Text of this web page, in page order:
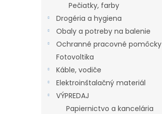
Pečiatky, farby
Drogéria a hygiena
Obaly a potreby na balenie
Ochranné pracovné pomôcky
Fotovoltika
Káble, vodiče
Elektroinštalačný materiál
VÝPREDAJ
Papiernictvo a kancelária